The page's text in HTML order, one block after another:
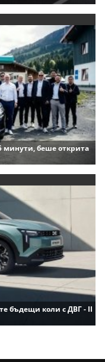
минути, беше открита
бъдещи коли с ДВГ - II